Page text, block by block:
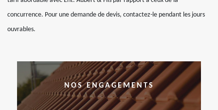
concurrence. Pour une demande de devis, contactez-le pendant les jours
ouvrables.
NOS ENGAGEMENTS